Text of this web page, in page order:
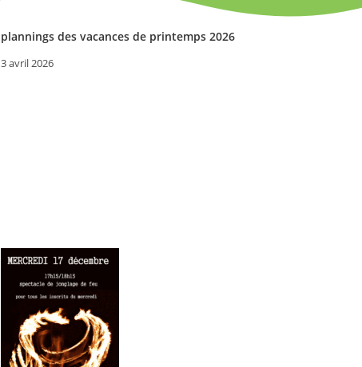
plannings des vacances de printemps 2026
3 avril 2026